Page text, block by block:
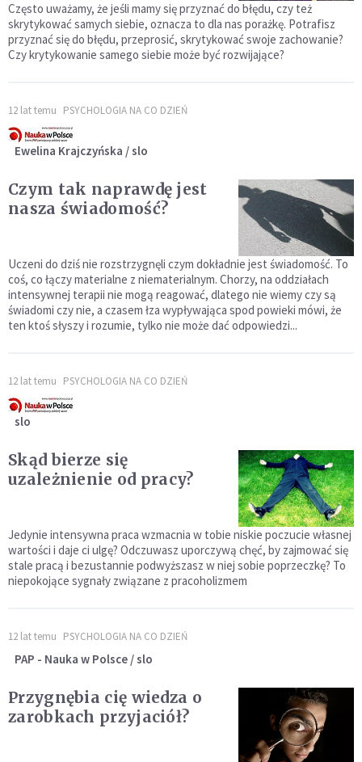
Często uważamy, że jeśli mamy się przyznać do błędu, czy też
skrytykować samych siebie, oznacza to dla nas porażkę. Potrafisz
przyznać się do błędu, przeprosić, skrytykować swoje zachowanie?
Czy krytykowanie samego siebie może być rozwijające?
12 lat temu PSYCHOLOGIA NA CO DZIEŃ
Ewelina Krajczyńska / slo
Czym tak naprawdę jest
nasza świadomość?
Uczeni do dziś nie rozstrzygnęli czym dokładnie jest świadomość. To
coś, co łączy materialne z niematerialnym. Chorzy, na oddziałach
intensywnej terapii nie mogą reagować, dlatego nie wiemy czy są
świadomi czy nie, a czasem łza wypływająca spod powieki mówi, że
ten ktoś słyszy i rozumie, tylko nie może dać odpowiedzi...
12 lat temu PSYCHOLOGIA NA CO DZIEŃ
slo
Skąd bierze się
uzależnienie od pracy?
Jedynie intensywna praca wzmacnia w tobie niskie poczucie własnej
wartości i daje ci ulgę? Odczuwasz uporczywą chęć, by zajmować się
stale pracą i bezustannie podwyższasz w niej sobie poprzeczkę? To
niepokojące sygnały związane z pracoholizmem
12 lat temu PSYCHOLOGIA NA CO DZIEŃ
PAP - Nauka w Polsce / slo
Przygnębia cię wiedza o
zarobkach przyjaciół?